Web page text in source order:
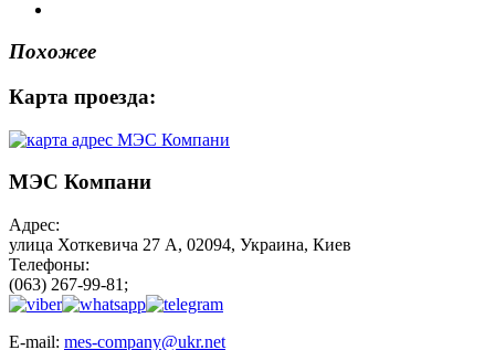
Похожее
Карта проезда:
МЭС Компани
Адрес:
улица Хоткевича 27 А, 02094, Украина, Киев
Телефоны:
(063) 267-99-81;
E-mail: mes-company@ukr.net